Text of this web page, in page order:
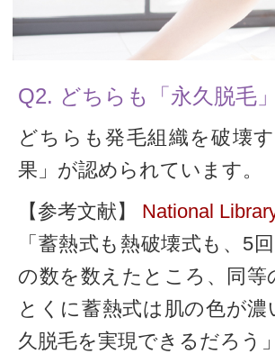
Q2. どちらも「永久脱毛
どちらも発毛組織を破壊
果」が認められています。
【参考文献】 National
「蓄熱式も熱破壊式も、5
の数を数えたところ、同
とくに蓄熱式は肌の色が
久脱毛を実現できるだろう」